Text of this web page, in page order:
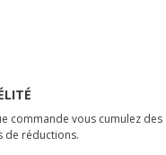
commande vous cumulez des
de réductions.